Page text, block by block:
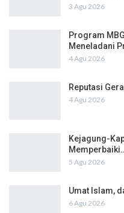
3 Agu 2026
Program
Meneladani
4 Agu 2026
Reputasi
4 Agu 2026
Kejagung-
5 Agu 2026
Umat Islam,
6 Agu 2026